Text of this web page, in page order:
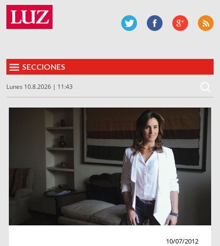
SECCIONES
Lunes 10.8.2026 | 11:43
10/07/2012